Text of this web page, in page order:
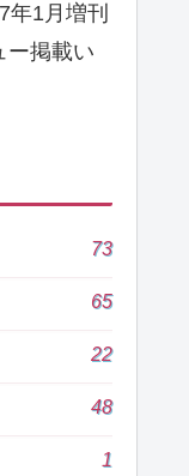
年1月増刊
ー掲載い
73
65
22
48
1